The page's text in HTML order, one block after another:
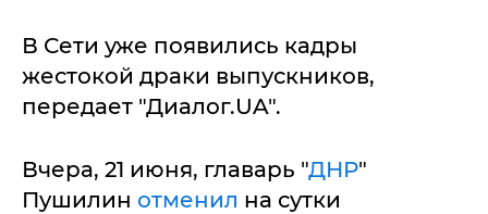
В Сети уже появились кадры
жестокой драки выпускников,
передает "Диалог.UA".
Вчера, 21 июня, главарь "ДНР"
Пушилин отменил на сутки